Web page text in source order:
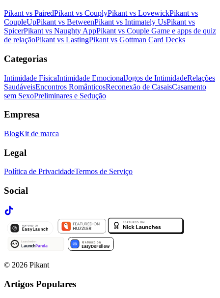
Pikant vs PairedPikant vs CouplyPikant vs LovewickPikant vs
CoupleUpPikant vs BetweenPikant vs Intimately UsPikant vs
SpicerPikant vs Naughty AppPikant vs Couple Game e apps de quiz
de relaçãoPikant vs LastingPikant vs Gottman Card Decks
Categorias
Intimidade FísicaIntimidade EmocionalJogos de IntimidadeRelações
SaudáveisEncontros RomânticosReconexão de CasaisCasamento
sem SexoPreliminares e Sedução
Empresa
BlogKit de marca
Legal
Política de PrivacidadeTermos de Serviço
Social
© 2026 Pikant
Artigos Populares